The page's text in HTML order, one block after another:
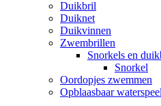
Duikbril
Duiknet
Duikvinnen
Zwembrillen
Snorkels en
Snorkel
Oordopjes zwemmen
Opblaasbaar